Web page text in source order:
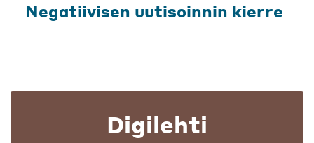
Negatiivisen uutisoinnin kierre
Digilehti